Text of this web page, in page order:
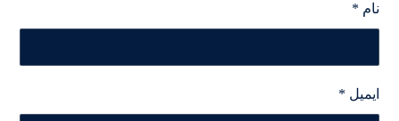
نام *
ایمیل *